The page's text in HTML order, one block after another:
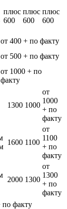
плюс
600
плюс
600
плюс
600
от 400 + по факту
от 500 + по факту
от 1000 + по
факту
1300 1000
от
1000
+ по
факту
1600 1100
от
1100
+ по
факту
2000 1300
от
1300
+ по
факту
по факту